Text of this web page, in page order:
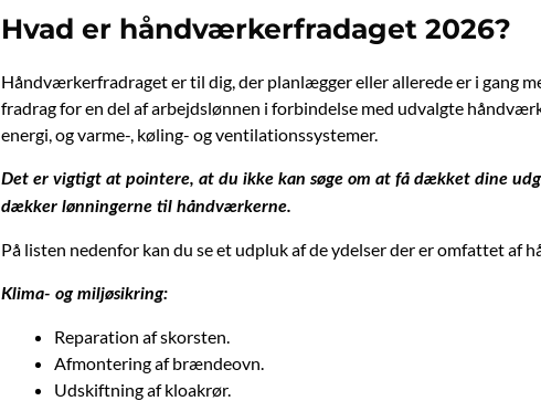
Hvad er håndværkerfradaget 2026?
Håndværkerfradraget er til dig, der planlægger eller allerede er i gang
fradrag for en del af arbejdslønnen i forbindelse med udvalgte
energi, og varme-, køling- og ventilationssystemer.
Det er vigtigt at pointere, at du ikke kan søge om at få dækket dine
dækker lønningerne til håndværkerne.
På listen nedenfor kan du se et udpluk af de ydelser der er omfattet af
Klima- og miljøsikring:
Reparation af skorsten.
Afmontering af brændeovn.
Udskiftning af kloakrør.